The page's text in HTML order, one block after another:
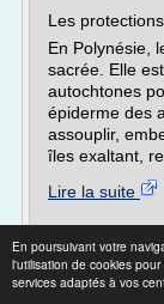
En poursuivant votre
l'utilisation de cookies
services adaptés à vos
Les
En Polynésie,
sacrée. Elle
autochtones
épiderme des
assouplir,
îles exaltant,
Lire la suite
Site :http://
C’est quoi